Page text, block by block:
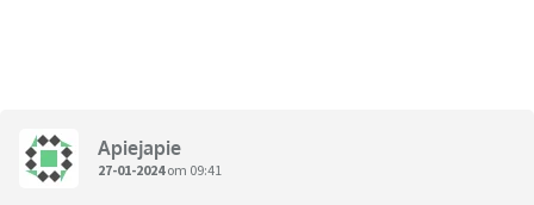
Apiejapie
27-01-2024om 09:41